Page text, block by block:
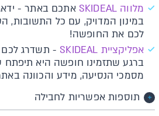
מלווה SKIDEAL
אתכם באתר -
במינון המדויק, עם כל התשובות,
לכם את החופשה!
אפליקציית SKIDEAL
- תשדרג
ברגע שתזמינו חופשה היא תיפתח
מסמכי הנסיעה, מידע והכוונה
תוספות אפשריות לחבילה